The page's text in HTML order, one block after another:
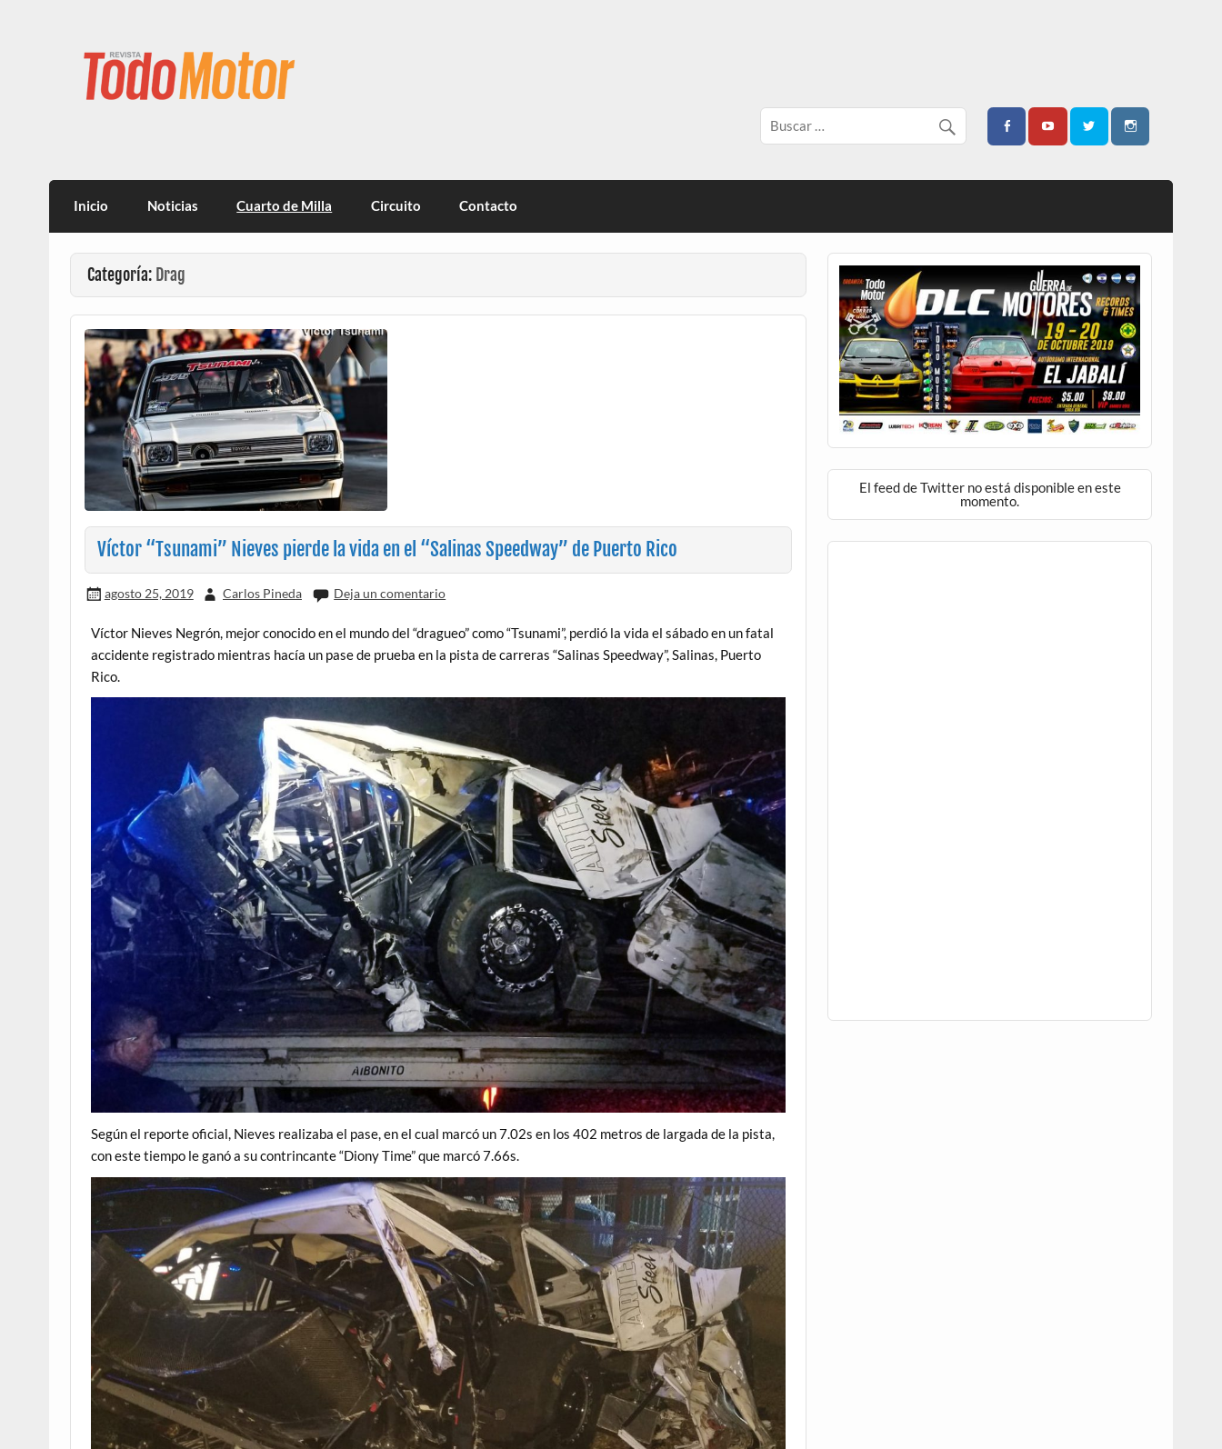
Todo Motor | Centroamérica
Inicio Noticias Cuarto de Milla Circuito Contacto
Categoría: Drag
Víctor “Tsunami” Nieves pierde la vida en el “Salinas Speedway” de Puerto Rico
agosto 25, 2019 Carlos Pineda Deja un comentario
Víctor Nieves Negrón, mejor conocido en el mundo del “dragueo” como “Tsunami”, perdió la vida el sábado en un fatal
accidente registrado mientras hacía un pase de prueba en la pista de carreras “Salinas Speedway”, Salinas, Puerto
Rico.
Según el reporte oficial, Nieves realizaba el pase, en el cual marcó un 7.02s en los 402 metros de largada de la pista,
con este tiempo le ganó a su contrincante “Diony Time” que marcó 7.66s.
El feed de Twitter no está disponible en este
momento.